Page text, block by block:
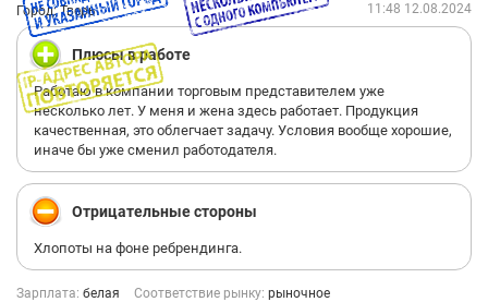
Город: Тверь 11:48 12.08.2024
Плюсы в работе
Работаю в компании торговым представителем уже
несколько лет. У меня и жена здесь работает. Продукция
качественная, это облегчает задачу. Условия вообще хорошие,
иначе бы уже сменил работодателя.
Отрицательные стороны
Хлопоты на фоне ребрендинга.
Зарплата: белая Соответствие рынку: рыночное